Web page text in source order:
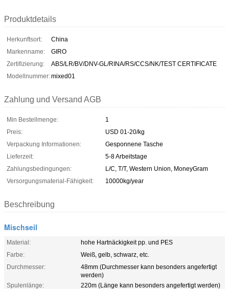
Produktdetails
Herkunftsort:
China
Markenname:
GIRO
Zertifizierung:
ABS/LR/BV/DNV-GL/RINA/RS/CCS/NK/TEST CERTIFICATE
Modellnummer:mixed01
Zahlung und Versand AGB
Min Bestellmenge:
1
Preis:
USD 01-20/kg
Verpackung Informationen:
Gesponnene Tasche
Lieferzeit:
5-8 Arbeitstage
Zahlungsbedingungen:
L/C, T/T, Western Union, MoneyGram
Versorgungsmaterial-Fähigkeit:
10000kg/year
Beschreibung
Mischseil
Material:
hohe Hartnäckigkeit pp. und PES
Farbe:
Weiß, gelb, schwarz, etc.
Durchmesser:
48mm (Durchmesser kann besonders angefertigt
werden)
Spulenlänge:
220m (Länge kann besonders angefertigt werden)